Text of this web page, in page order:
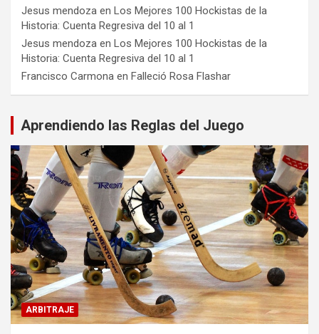
Jesus mendoza en Los Mejores 100 Hockistas de la
Historia: Cuenta Regresiva del 10 al 1
Jesus mendoza en Los Mejores 100 Hockistas de la
Historia: Cuenta Regresiva del 10 al 1
Francisco Carmona en Falleció Rosa Flashar
Aprendiendo las Reglas del Juego
ARBITRAJE